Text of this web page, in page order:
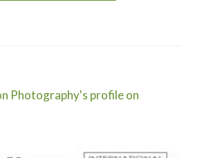
Photography's profile on